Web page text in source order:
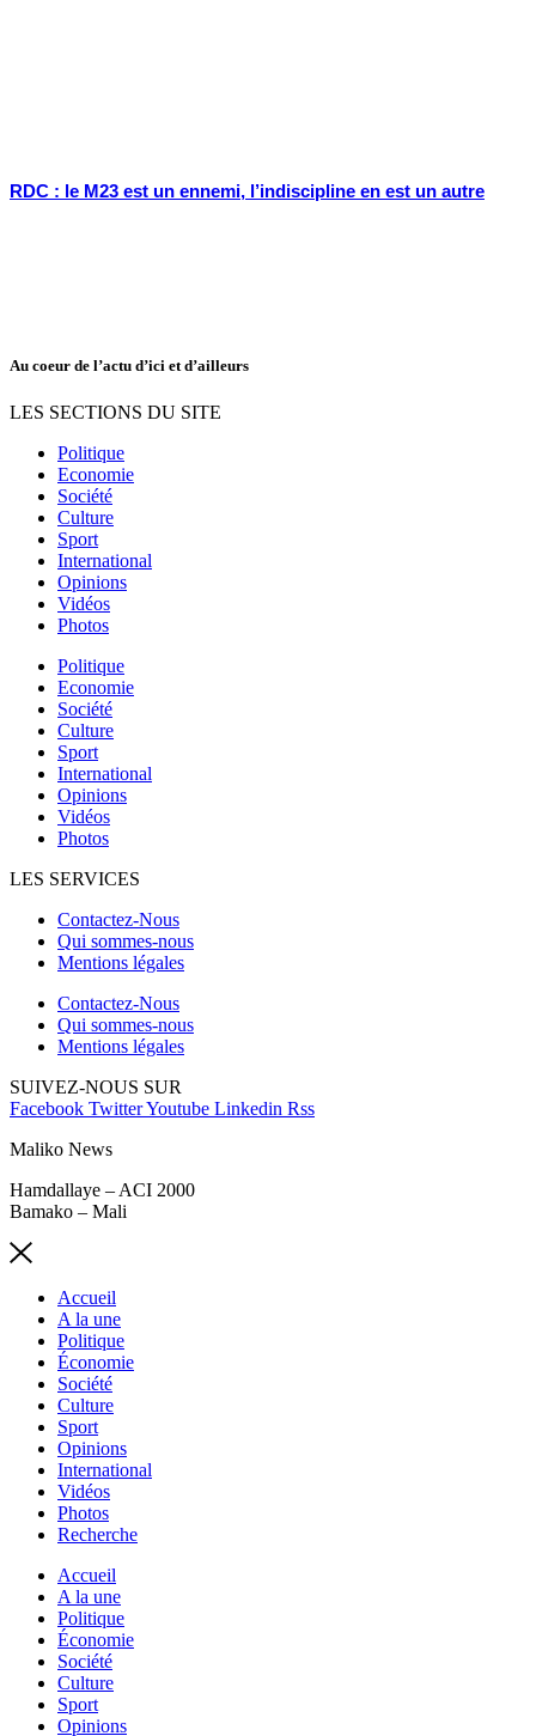
RDC : le M23 est un ennemi, l’indiscipline en est un autre
Au coeur de l’actu d’ici et d’ailleurs
LES SECTIONS DU SITE
Politique
Economie
Société
Culture
Sport
International
Opinions
Vidéos
Photos
Politique
Economie
Société
Culture
Sport
International
Opinions
Vidéos
Photos
LES SERVICES
Contactez-Nous
Qui sommes-nous
Mentions légales
Contactez-Nous
Qui sommes-nous
Mentions légales
SUIVEZ-NOUS SUR
Facebook TwitterYoutube Linkedin Rss
Maliko News
Hamdallaye – ACI 2000
Bamako – Mali
Accueil
A la une
Politique
Économie
Société
Culture
Sport
Opinions
International
Vidéos
Photos
Recherche
Accueil
A la une
Politique
Économie
Société
Culture
Sport
Opinions